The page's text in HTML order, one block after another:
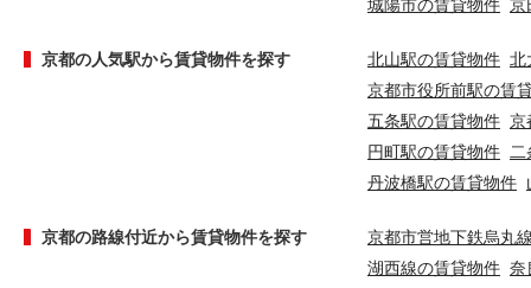
城陽市の賃貸物件 京
京都の人気駅から賃貸物件を探す 北山駅の賃貸物件 北
京都市役所前駅の賃
五条駅の賃貸物件 京
円町駅の賃貸物件
丹波橋駅の賃貸物件
京都の路線付近から賃貸物件を探す
京都市営地下鉄烏丸
湖西線の賃貸物件 奈